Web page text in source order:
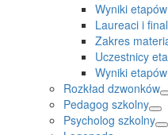
Wyniki
Laureaci i
Zakres
Uczestnicy
Wyniki
Rozkład dzwonków
Pedagog szkolny
Psycholog szkolny